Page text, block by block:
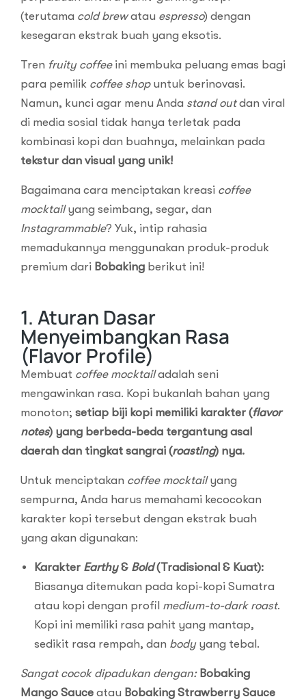
(terutama cold brewatau espresso) dengan
kesegaran ekstrak buah yang eksotis.
Tren fruity coffeeini membuka peluang emas bagi
para pemilik coffee shopuntuk berinovasi.
Namun, kunci agar menu Anda stand outdan viral
di media sosial tidak hanya terletak pada
kombinasi kopi dan buahnya, melainkan pada
tekstur dan visual yang unik!
Bagaimana cara menciptakan kreasi coffee
mocktailyang seimbang, segar, dan
Instagrammable? Yuk, intip rahasia
memadukannya menggunakan produk-produk
premium dari Bobaking berikut ini!
1. Aturan Dasar
Menyeimbangkan Rasa
(Flavor Profile)
Membuat coffee mocktailadalah seni
mengawinkan rasa. Kopi bukanlah bahan yang
monoton; setiap biji kopi memiliki karakter (flavor
notes) yang berbeda-beda tergantung asal
daerah dan tingkat sangrai (roasting) nya.
Untuk menciptakan coffee mocktailyang
sempurna, Anda harus memahami kecocokan
karakter kopi tersebut dengan ekstrak buah
yang akan digunakan:
Karakter Earthy& Bold(Tradisional & Kuat):
Biasanya ditemukan pada kopi-kopi Sumatra
atau kopi dengan profil medium-to-dark roast.
Kopi ini memiliki rasa pahit yang mantap,
sedikit rasa rempah, dan bodyyang tebal.
Sangat cocok dipadukan dengan: Bobaking
Mango Sauce atau Bobaking Strawberry Sauce